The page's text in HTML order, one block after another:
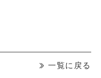
一覧に戻る